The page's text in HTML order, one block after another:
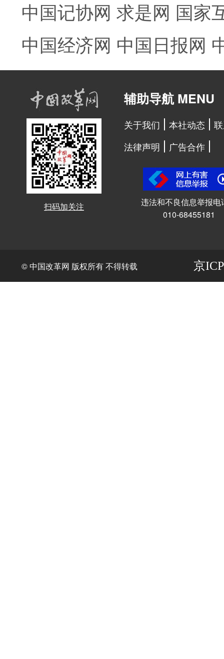
中国记协网 求是网 国家
中国经济网 中国日报网
扫码加关注
辅助导航 MENU
关于我们 本社动态
法律声明
广告合作
违法和不良信息举报电
010-68455181
© 中国改革网 版权所有 不得转载 京